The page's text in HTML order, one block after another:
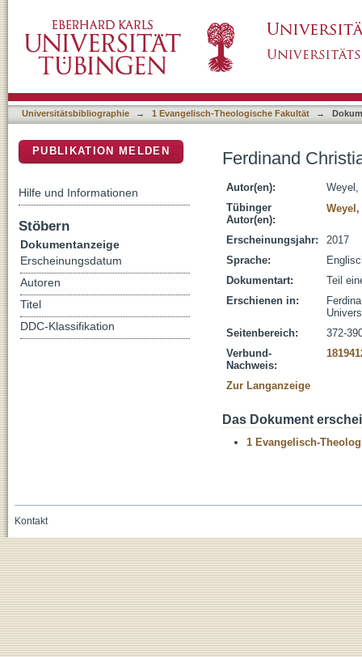
Universitätsbibliographie → 1 Evangelisch-Theologische Fakultät →
Ferdinand
Autor(en):
Weyel,
Tübinger
Autor(en):
Erscheinungsjahr:
2017
Sprache:
Dokumentart:
Teil
Erschienen in:
Seitenbereich:
372-
Verbund-
Nachweis:
Zur Langanzeige
Das Dokument
1 Evangelisch-
PUBLIKATION MELDEN
Hilfe und Informationen
Stöbern
Dokumentanzeige
Erscheinungsdatum
Autoren
Titel
DDC-Klassifikation
Kontakt